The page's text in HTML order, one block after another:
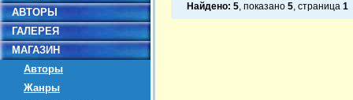
АВТОРЫ
ГАЛЕРЕЯ
МАГАЗИН
Авторы
Жанры
Найдено: 5, показано 5, страница 1